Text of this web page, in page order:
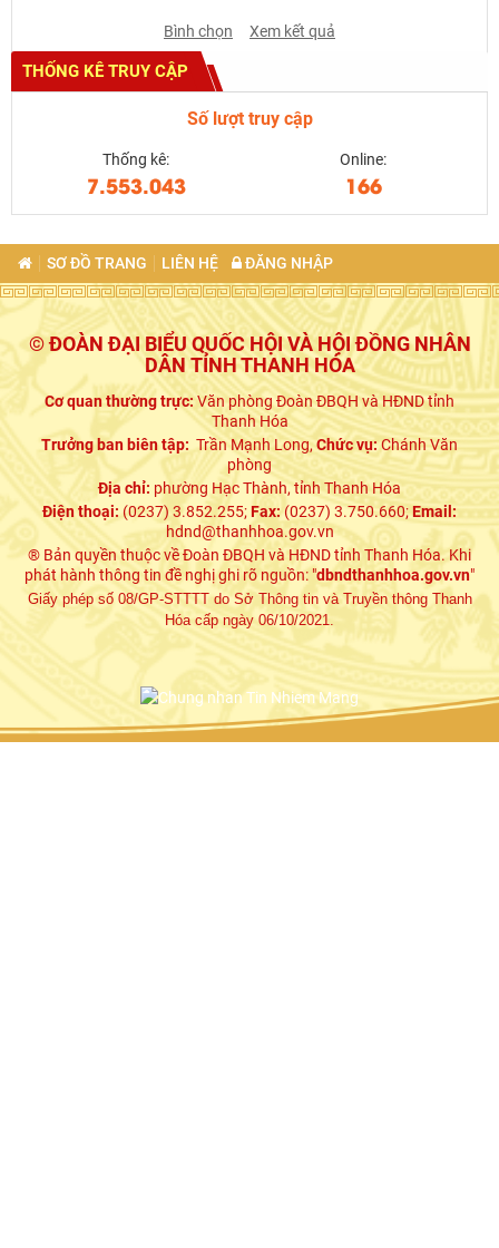
Bình chọn Xem kết quả
THỐNG KÊ TRUY CẬP
Số lượt truy cập
Thống kê:
7.553.043
Online:
166
SƠ ĐỒ TRANG LIÊN HỆ ĐĂNG NHẬP
© ĐOÀN ĐẠI BIỂU QUỐC HỘI VÀ HỘI ĐỒNG NHÂN
DÂN TỈNH THANH HÓA
Cơ quan thường trực:Văn phòng Đoàn ĐBQH và HĐND tỉnh
Thanh Hóa
Trưởng ban biên tập: Trần Mạnh Long,Chức vụ:Chánh Văn
phòng
Địa chỉ: phường Hạc Thành, tỉnh Thanh Hóa
Điện thoại:(0237) 3.852.255;Fax:(0237) 3.750.660;Email:
hdnd@thanhhoa.gov.vn
® Bản quyền thuộc về Đoàn ĐBQH và HĐND tỉnh Thanh Hóa. Khi
phát hành thông tin đề nghị ghi rõ nguồn: "dbndthanhhoa.gov.vn"
Giấy phép số 08/GP-STTTT do Sở Thông tin và Truyền thông Thanh
Hóa cấp ngày 06/10/2021.